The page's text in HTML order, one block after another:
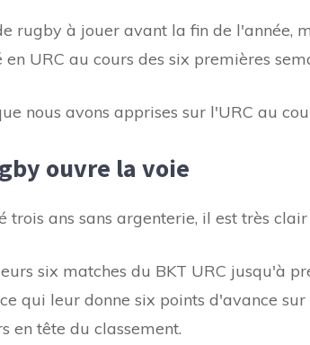
rugby à jouer avant la fin de l'année,
en URC au cours des six premières
nous avons apprises sur l'URC au
ouvre la voie
trois ans sans argenterie, il est très
six matches du BKT URC jusqu'à
qui leur donne six points d'avance
en tête du classement.